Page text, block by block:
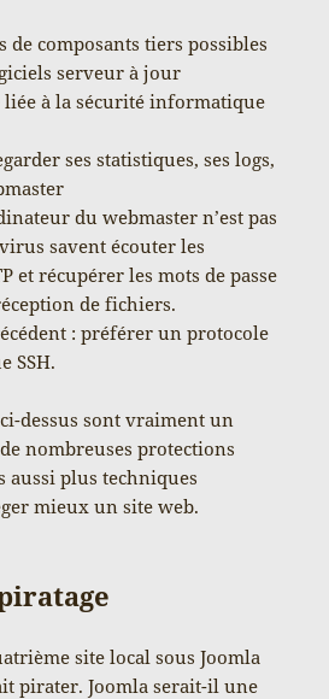
composants tiers possibles
serveur à jour
liée à la sécurité informatique
ses statistiques, ses logs,
du webmaster n’est pas
savent écouter les
et récupérer les mots de passe
de fichiers.
: préférer un protocole
SSH.
dessus sont vraiment un
nombreuses protections
aussi plus techniques
mieux un site web.
site local sous Joomla
pirater. Joomla serait-il une